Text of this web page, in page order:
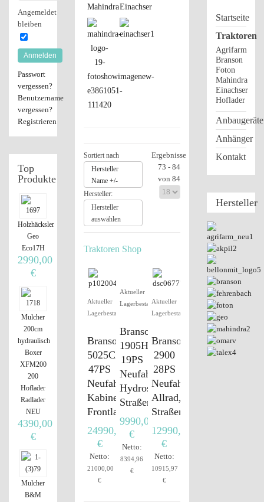
MahindraEinachser
Sortiert nach
Hersteller
Name +/-
Hersteller:
Hersteller
auswählen
Ergebnisse
73 - 84
von 84
Traktoren Shop
Aktueller
Lagerbestand
Branson
5025CX
47PS
Neufahrzeug,
Kabine,
Frontlader
24990,00
€
Netto:
21000,00
€
Aktueller
Lagerbestand
Branson
1905H
19PS
Neufahrzeug,
Hydrostat,
Straßenzulassung
9990,00
€
Netto:
8394,96
€
Aktueller
Lagerbestand
Branson
2900
28PS
Neufahrzeug,
Allrad,
Straßenzulassung
12990,00
€
Netto:
10915,97
€
Angemeldet
bleiben
Anmelden
Passwort
vergessen?
Benutzername
vergessen?
Registrieren
Top
Produkte
Holzhäcksler
Geo
Eco17H
2990,00
€
Mulcher
200cm
hydraulisch
Boxer
XFM200
200
Hoflader
Radlader
NEU
4390,00
€
Mulcher
B&M
Startseite
Traktoren
Agrifarm
Branson
Foton
Mahindra
Einachser
Hoflader
Anbaugeräte
Anhänger
Kontakt
Hersteller